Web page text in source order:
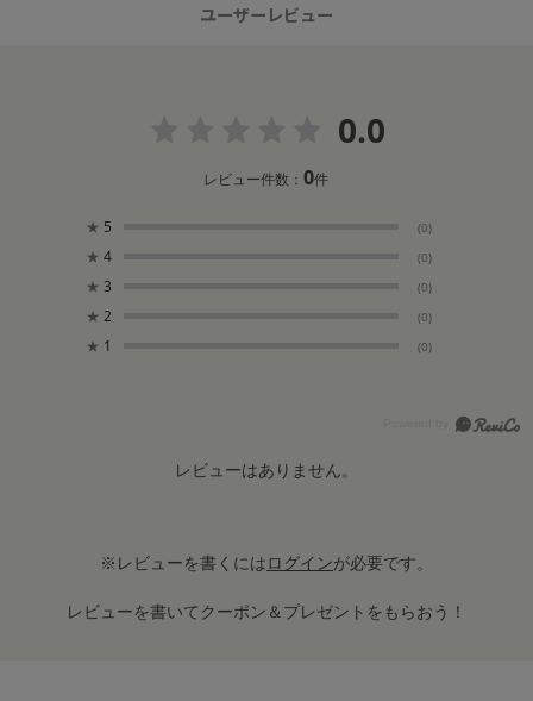
ユーザーレビュー
0.0
レビュー件数：0件
★ 5 (0)
★ 4 (0)
★ 3 (0)
★ 2 (0)
★ 1 (0)
レビューはありません。
※レビューを書くにはログインが必要です。
レビューを書いてクーポン＆プレゼントをもらおう！